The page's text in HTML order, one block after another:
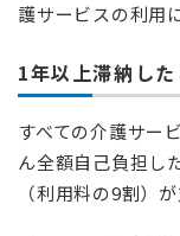
護サービスの利用
1年以上滞納した
すべての介護サー
ん全額自己負担し
（利用料の9割）